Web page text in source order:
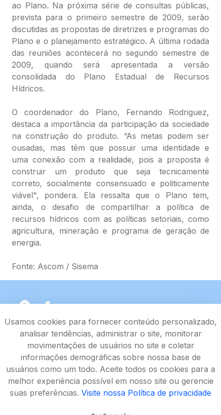
ao Plano. Na próxima série de consultas públicas,
prevista para o primeiro semestre de 2009, serão
discutidas as propostas de diretrizes e programas do
Plano e o planejamento estratégico. A última rodada
das reuniões acontecerá no segundo semestre de
2009, quando será apresentada a versão
consolidada do Plano Estadual de Recursos
Hídricos.
O coordenador do Plano, Fernando Rodriguez,
destaca a importância da participação da sociedade
na construção do produto. “As metas podem ser
ousadas, mas têm que possuir uma identidade e
uma conexão com a realidade, pois a proposta é
construir um produto que seja tecnicamente
correto, socialmente consensuado e politicamente
viável", pondera. Ela ressalta que o Plano tem,
ainda, o desafio de compartilhar a política de
recursos hídricos com as políticas setoriais, como
agricultura, mineração e programa de geração de
energia.
Fonte: Ascom / Sisema
Usamos cookies para fornecer conteúdo personalizado,
analisar tendências, administrar o site, monitorar
movimentações de usuários no site e coletar
informações demográficas sobre nossa base de
usuários como um todo. Aceite todos os cookies para a
melhor experiência possível em nosso site ou gerencie
suas preferências. Visite nossa Política de privacidade